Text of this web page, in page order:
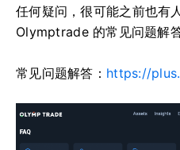
任何疑问，很可能之前也有
Olymptrade 的常见问题解答
常见问题解答： https://